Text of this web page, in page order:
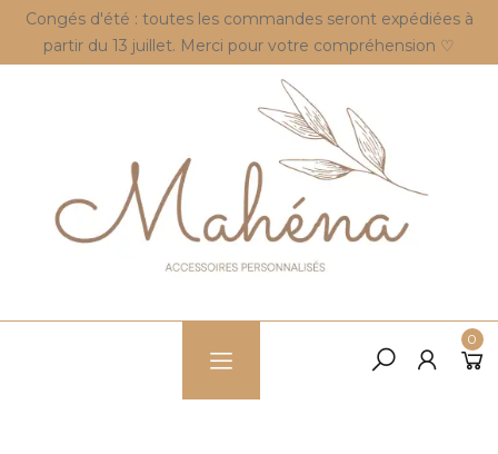
Congés d'été : toutes les commandes seront expédiées à
partir du 13 juillet. Merci pour votre compréhension ♡
0